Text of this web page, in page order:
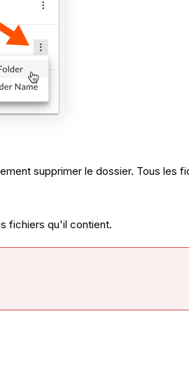
supprimer le dossier. Tous les
fichiers qu'il contient.